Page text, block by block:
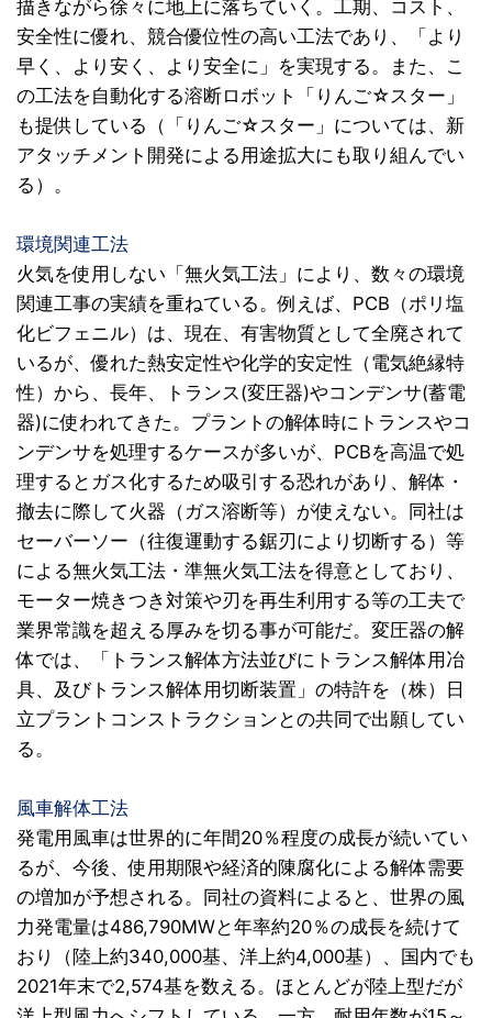
描きながら徐々に地上に落ちていく。工期、コスト、
安全性に優れ、競合優位性の高い工法であり、「より
早く、より安く、より安全に」を実現する。また、こ
の工法を自動化する溶断ロボット「りんご☆スター」
も提供している（「りんご☆スター」については、新
アタッチメント開発による用途拡大にも取り組んでい
る）。
環境関連工法
火気を使用しない「無火気工法」により、数々の環境
関連工事の実績を重ねている。例えば、PCB（ポリ塩
化ビフェニル）は、現在、有害物質として全廃されて
いるが、優れた熱安定性や化学的安定性（電気絶縁特
性）から、長年、トランス(変圧器)やコンデンサ(蓄電
器)に使われてきた。プラントの解体時にトランスやコ
ンデンサを処理するケースが多いが、PCBを高温で処
理するとガス化するため吸引する恐れがあり、解体・
撤去に際して火器（ガス溶断等）が使えない。同社は
セーバーソー（往復運動する鋸刃により切断する）等
による無火気工法・準無火気工法を得意としており、
モーター焼きつき対策や刃を再生利用する等の工夫で
業界常識を超える厚みを切る事が可能だ。変圧器の解
体では、「トランス解体方法並びにトランス解体用冶
具、及びトランス解体用切断装置」の特許を（株）日
立プラントコンストラクションとの共同で出願してい
る。
風車解体工法
発電用風車は世界的に年間20％程度の成長が続いてい
るが、今後、使用期限や経済的陳腐化による解体需要
の増加が予想される。同社の資料によると、世界の風
力発電量は486,790MWと年率約20％の成長を続けて
おり（陸上約340,000基、洋上約4,000基）、国内でも
2021年末で2,574基を数える。ほとんどが陸上型だが